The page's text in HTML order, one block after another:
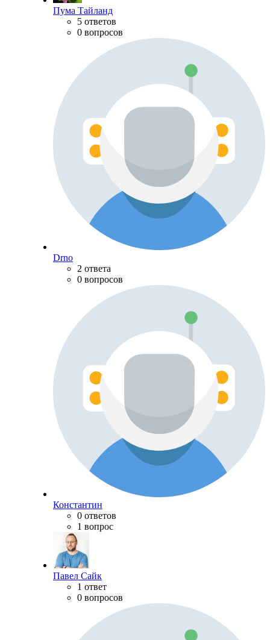
Пума Тайланд
5 ответов
0 вопросов
Drno
2 ответа
0 вопросов
Константин
0 ответов
1 вопрос
Павел Сайк
1 ответ
0 вопросов